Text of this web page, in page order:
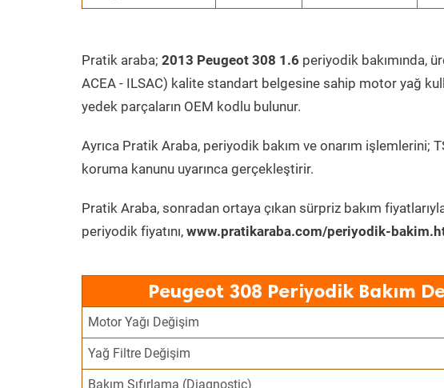
Pratik araba; 2013 Peugeot 308 1.6 periyodik bakımında,
ACEA - ILSAC) kalite standart belgesine sahip motor yağ
yedek parçaların OEM kodlu bulunur.
Ayrıca Pratik Araba, periyodik bakım ve onarım işlemlerini;
koruma kanunu uyarınca gerçekleştirir.
Pratik Araba, sonradan ortaya çıkan sürpriz bakım
periyodik fiyatını, www.pratikaraba.com/periyodik-
Peugeot 308 Periyodik Bakım
Motor Yağı Değişim
Yağ Filtre Değişim
Bakım Sıfırlama (Diagnostic)